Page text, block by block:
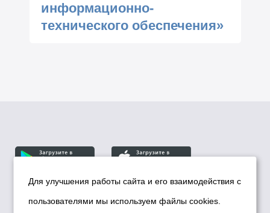
информационно-
технического обеспечения»
© Департамент информационной политики мэрии
Для улучшения работы сайта и его взаимодействия с
пользователями мы используем файлы cookies.